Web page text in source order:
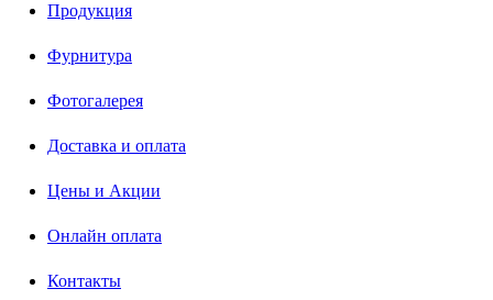
Продукция
Фурнитура
Фотогалерея
Доставка и оплата
Цены и Акции
Онлайн оплата
Контакты